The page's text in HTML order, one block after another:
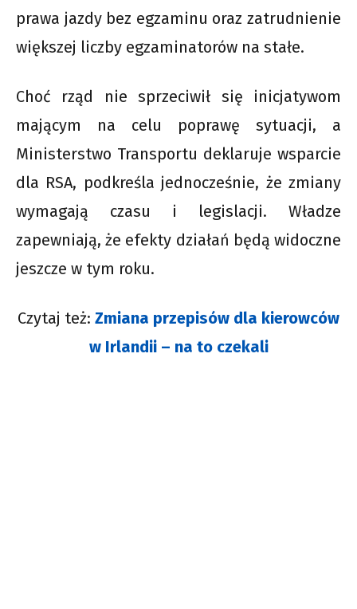
prawa jazdy bez egzaminu oraz zatrudnienie
większej liczby egzaminatorów na stałe.
Choć rząd nie sprzeciwił się inicjatywom
mającym na celu poprawę sytuacji, a
Ministerstwo Transportu deklaruje wsparcie
dla RSA, podkreśla jednocześnie, że zmiany
wymagają czasu i legislacji. Władze
zapewniają, że efekty działań będą widoczne
jeszcze w tym roku.
Czytaj też: Zmiana przepisów dla kierowców
w Irlandii – na to czekali